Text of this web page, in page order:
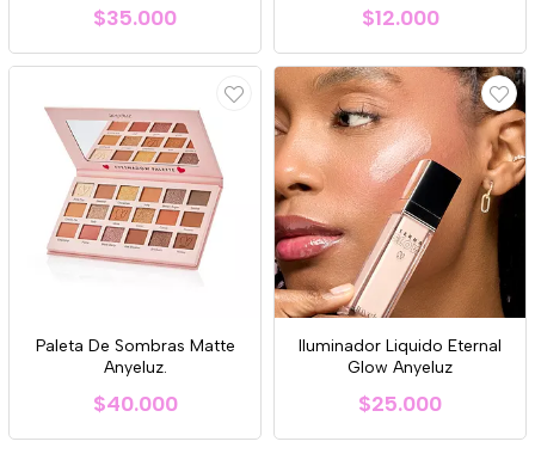
$35.000 $12.000
Paleta De Sombras Matte
Anyeluz.
$40.000
Iluminador Liquido Eternal
Glow Anyeluz
$25.000